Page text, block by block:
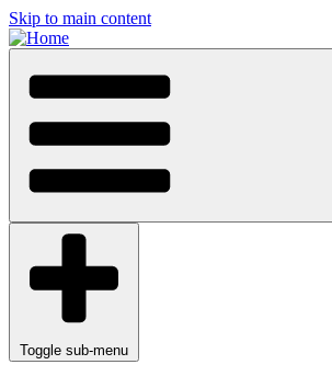
Skip to main content
Toggle sub-menu